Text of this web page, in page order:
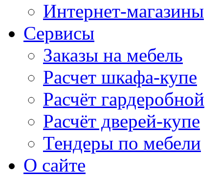
Интернет-магазины
Сервисы
Заказы на мебель
Расчет шкафа-купе
Расчёт гардеробной
Расчёт дверей-купе
Тендеры по мебели
О сайте